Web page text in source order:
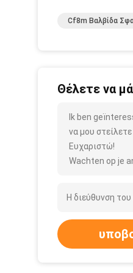
Cf8m Βαλβίδα
Θέλετε να
Ik ben
να μου
Ευχαριστώ!
Wachten op je